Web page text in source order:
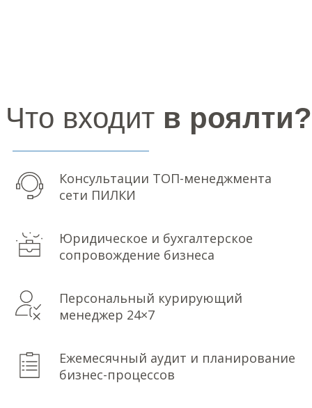
Консультации ТОП-менеджмента
сети ПИЛКИ
Юридическое и бухгалтерское
сопровождение бизнеса
Персональный курирующий
менеджер 24×7
Ежемесячный аудит и планирование
бизнес-процессов